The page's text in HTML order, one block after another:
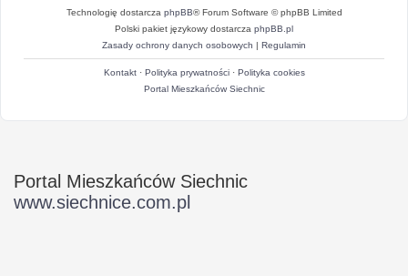
Technologię dostarcza phpBB® Forum Software © phpBB Limited
Polski pakiet językowy dostarcza phpBB.pl
Zasady ochrony danych osobowych | Regulamin
Kontakt· Polityka prywatności· Polityka cookies
Portal Mieszkańców Siechnic
Portal Mieszkańców Siechnic
www.siechnice.com.pl